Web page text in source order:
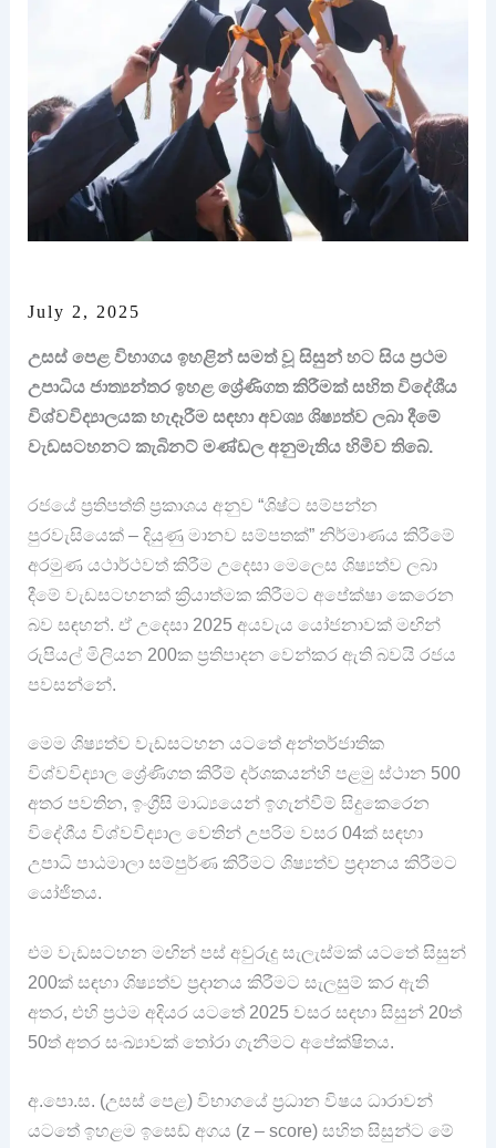
July 2, 2025
උසස් පෙළ විභාගය ඉහළින් සමත් වූ සිසුන් හට සිය ප්‍රථම
උපාධිය ජාත්‍යන්තර ඉහළ ශ්‍රේණිගත කිරීමක් සහිත විදේශීය
විශ්වවිද්‍යාලයක හැදෑරීම සඳහා අවශ්‍ය ශිෂ්‍යත්ව ලබා දීමේ
වැඩසටහනට කැබිනට් මණ්ඩල අනුමැතිය හිමිව තිබේ.
රජයේ ප්‍රතිපත්ති ප්‍රකාශය අනුව “ශිෂ්ට සම්පන්න
පුරවැසියෙක් – දියුණු මානව සම්පතක්” නිර්මාණය කිරීමේ
අරමුණ යථාර්ථවත් කිරීම උදෙසා මෙලෙස ශිෂ්‍යත්ව ලබා
දීමේ වැඩසටහනක් ක්‍රියාත්මක කිරීමට අපේක්ෂා කෙරෙන
බව සඳහන්. ඒ උදෙසා 2025 අයවැය යෝජනාවක් මඟින්
රුපියල් මිලියන 200ක ප්‍රතිපාදන වෙන්කර ඇති බවයි රජය
පවසන්නේ.
මෙම ශිෂ්‍යත්ව වැඩසටහන යටතේ අන්තර්ජාතික
විශ්වවිද්‍යාල ශ්‍රේණිගත කිරීම් දර්ශකයන්හි පළමු ස්ථාන 500
අතර පවතින, ඉංග්‍රීසි මාධ්‍යයෙන් ඉගැන්වීම් සිදුකෙරෙන
විදේශීය විශ්වවිද්‍යාල වෙතින් උපරිම වසර 04ක් සඳහා
උපාධි පාඨමාලා සම්පුර්ණ කිරීමට ශිෂ්‍යත්ව ප්‍රදානය කිරීමට
යෝජිතය.
එම වැඩසටහන මඟින් පස් අවුරුදු සැලැස්මක් යටතේ සිසුන්
200ක් සඳහා ශිෂ්‍යත්ව ප්‍රදානය කිරීමට සැලසුම් කර ඇති
අතර, එහි ප්‍රථම අදියර යටතේ 2025 වසර සඳහා සිසුන් 20ත්
50ත් අතර සංඛ්‍යාවක් තෝරා ගැනීමට අපේක්ෂිතය.
අ.පො.ස. (උසස් පෙළ) විභාගයේ ප්‍රධාන විෂය ධාරාවන්
යටතේ ඉහළම ඉසෙඩ් අගය (z – score) සහිත සිසුන්ට මේ